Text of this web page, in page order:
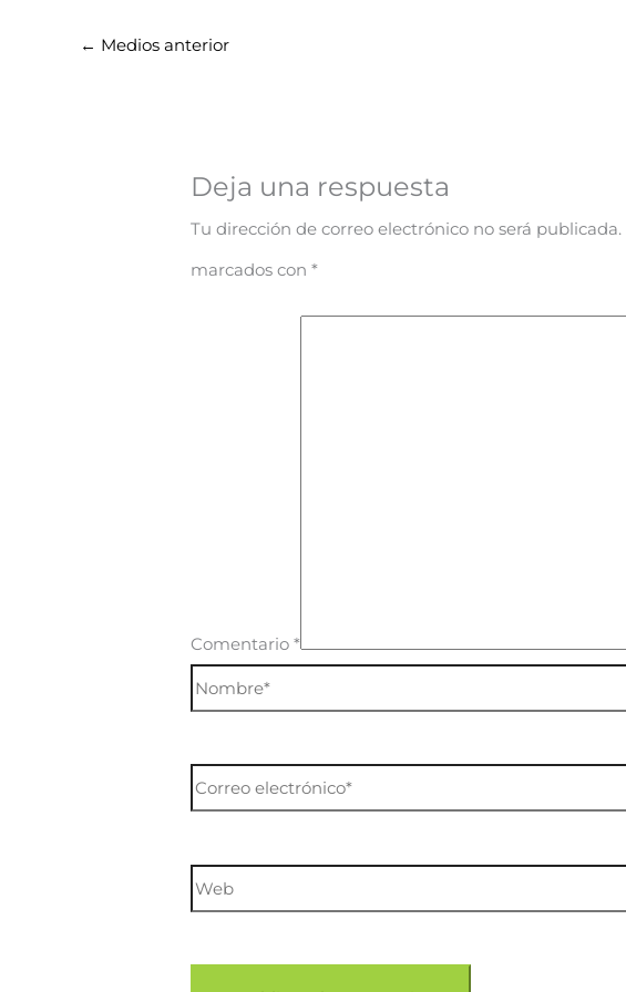
← Medios anterior
Deja una respuesta
Tu dirección de correo electrónico no será publicada.
marcados con*
Comentario*